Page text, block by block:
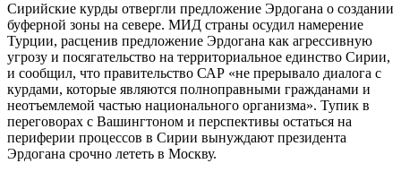
Сирийские курды отвергли предложение Эрдогана о создании
буферной зоны на севере. МИД страны осудил намерение
Турции, расценив предложение Эрдогана как агрессивную
угрозу и посягательство на территориальное единство Сирии,
и сообщил, что правительство САР «не прерывало диалога с
курдами, которые являются полноправными гражданами и
неотъемлемой частью национального организма». Тупик в
переговорах с Вашингтоном и перспективы остаться на
периферии процессов в Сирии вынуждают президента
Эрдогана срочно лететь в Москву.